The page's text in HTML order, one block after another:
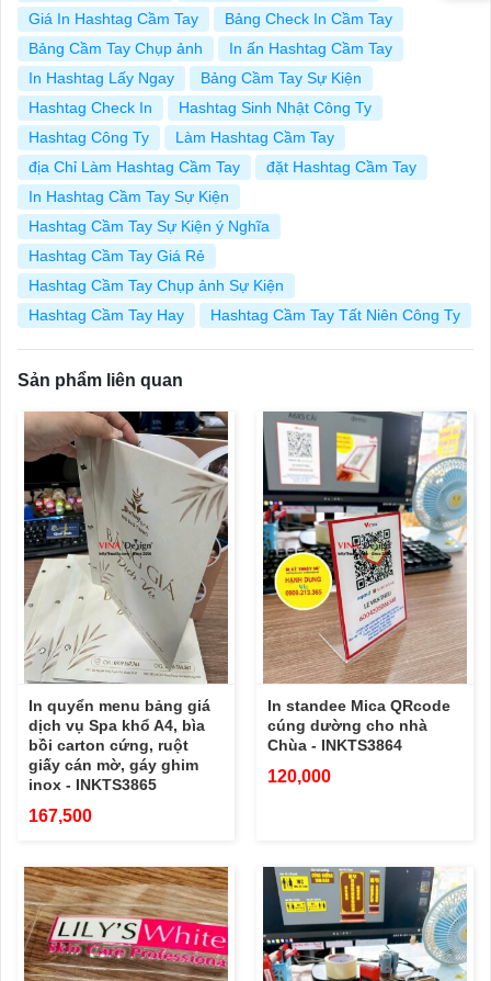
Giá In Hashtag Cầm Tay
Bảng Check In Cầm Tay
Bảng Cầm Tay Chụp ảnh
In ấn Hashtag Cầm Tay
In Hashtag Lấy Ngay
Bảng Cầm Tay Sự Kiện
Hashtag Check In
Hashtag Sinh Nhật Công Ty
Hashtag Công Ty
Làm Hashtag Cầm Tay
địa Chỉ Làm Hashtag Cầm Tay
đặt Hashtag Cầm Tay
In Hashtag Cầm Tay Sự Kiện
Hashtag Cầm Tay Sự Kiện ý Nghĩa
Hashtag Cầm Tay Giá Rẻ
Hashtag Cầm Tay Chụp ảnh Sự Kiện
Hashtag Cầm Tay Hay
Hashtag Cầm Tay Tất Niên Công Ty
Sản phẩm liên quan
In quyển menu bảng giá
dịch vụ Spa khổ A4, bìa
bồi carton cứng, ruột
giấy cán mờ, gáy ghim
inox - INKTS3865
167,500
In standee Mica QRcode
cúng dường cho nhà
Chùa - INKTS3864
120,000